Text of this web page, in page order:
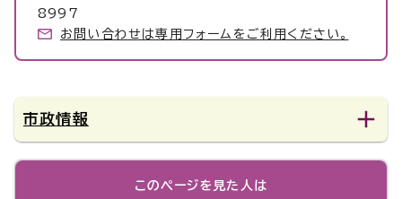
8997
お問い合わせは専用フォームをご利用ください。
市政情報
このページを見た人は